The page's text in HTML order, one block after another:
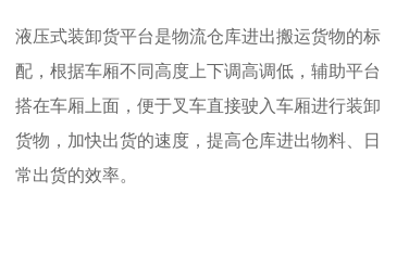
液压式装卸货平台是物流仓库进出搬运货物的标
配，根据车厢不同高度上下调高调低，辅助平台
搭在车厢上面，便于叉车直接驶入车厢进行装卸
货物，加快出货的速度，提高仓库进出物料、日
常出货的效率。